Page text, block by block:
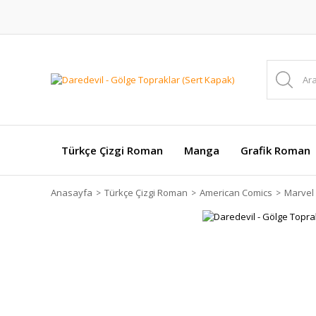
Türkçe Çizgi Roman Manga Grafik Roman
Anasayfa Türkçe Çizgi Roman American Comics Marvel